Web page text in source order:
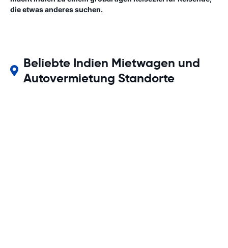
die etwas anderes suchen.
Beliebte Indien Mietwagen und
Autovermietung Standorte